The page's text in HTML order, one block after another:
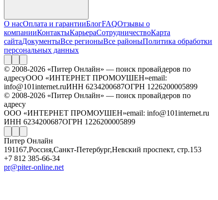
О насОплата и гарантииБлогFAQОтзывы о
компанииКонтактыКарьераСотрудничествоКарта
сайтаДокументыВсе регионыВсе районыПолитика обработки
персональных данных
© 2008-2026 «Питер Онлайн» — поиск провайдеров по
адресуООО «ИНТЕРНЕТ ПРОМОУШЕН»email:
info@101internet.ruИНН 6234200687ОГРН 1226200005899
© 2008-2026 «Питер Онлайн» — поиск провайдеров по
адресу
ООО «ИНТЕРНЕТ ПРОМОУШЕН»email: info@101internet.ru
ИНН 6234200687ОГРН 1226200005899
Питер Онлайн
191167,Россия,Санкт-Петербург,Невский проспект, стр.153
+7 812 385-66-34
pr@piter-online.net